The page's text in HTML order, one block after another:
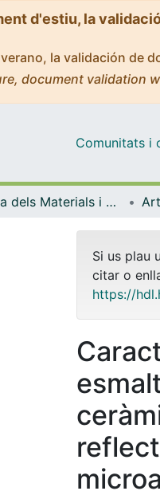
d'estiu, la
la validación de
document validation
Comunitats i
Ciència dels Materials i Química Física
Si us plau
citar o
https://